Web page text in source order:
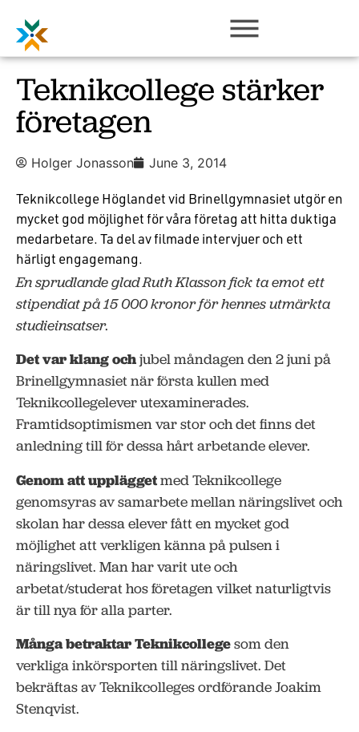
Teknikcollege stärker
företagen
Holger Jonasson June 3, 2014
Teknikcollege Höglandet vid Brinellgymnasiet utgör en
mycket god möjlighet för våra företag att hitta duktiga
medarbetare. Ta del av filmade intervjuer och ett
härligt engagemang.
En sprudlande glad Ruth Klasson fick ta emot ett
stipendiat på 15 000 kronor för hennes utmärkta
studieinsatser.
Det var klang ochjubel måndagen den 2 juni på
Brinellgymnasiet när första kullen med
Teknikcollegelever utexaminerades.
Framtidsoptimismen var stor och det finns det
anledning till för dessa hårt arbetande elever.
Genom att uppläggetmed Teknikcollege
genomsyras av samarbete mellan näringslivet och
skolan har dessa elever fått en mycket god
möjlighet att verkligen känna på pulsen i
näringslivet. Man har varit ute och
arbetat/studerat hos företagen vilket naturligtvis
är till nya för alla parter.
Många betraktar Teknikcollegesom den
verkliga inkörsporten till näringslivet. Det
bekräftas av Teknikcolleges ordförande Joakim
Stenqvist.